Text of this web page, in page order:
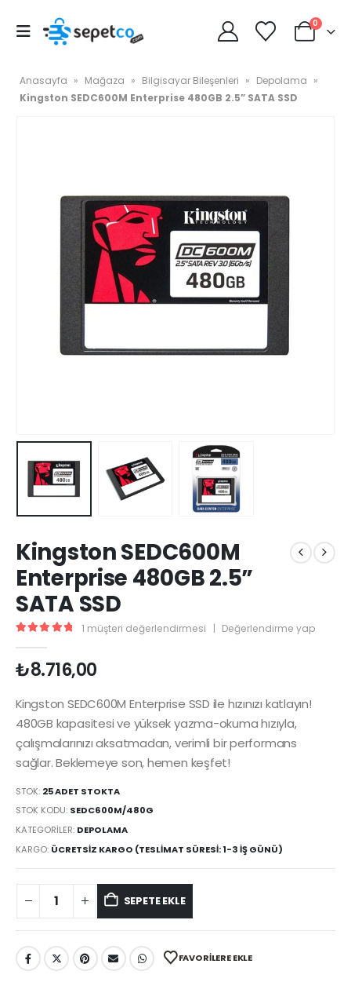
0
Anasayfa » Mağaza » Bilgisayar Bileşenleri » Depolama »
Kingston SEDC600M Enterprise 480GB 2.5” SATA SSD
Kingston SEDC600M
Enterprise 480GB 2.5”
SATA SSD
1 müşteri değerlendirmesi | Değerlendirme yap
₺8.716,00
Kingston SEDC600M Enterprise SSD ile hızınızı katlayın!
480GB kapasitesi ve yüksek yazma-okuma hızıyla,
çalışmalarınızı aksatmadan, verimli bir performans
sağlar. Beklemeye son, hemen keşfet!
STOK: 25 ADET STOKTA
STOK KODU: SEDC600M/480G
KATEGORILER: DEPOLAMA
KARGO: ÜCRETSIZ KARGO (TESLIMAT SÜRESI: 1-3 İŞ GÜNÜ)
SEPETE EKLE
FAVORILERE EKLE